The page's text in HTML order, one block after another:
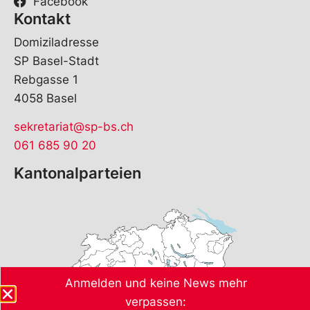
Kontakt
Domiziladresse
SP Basel-Stadt
Rebgasse 1
4058 Basel
sekretariat@sp-bs.ch
061 685 90 20
Kantonalparteien
Anmelden und keine News mehr
verpassen: